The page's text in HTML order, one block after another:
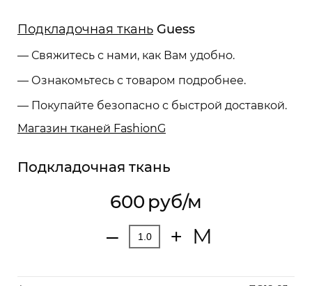
Подкладочная ткань Guess
— Свяжитесь с нами, как Вам удобно.
— Ознакомьтесь с товаром подробнее.
— Покупайте безопасно с быстрой доставкой.
Магазин тканей FashionG
Подкладочная ткань
600 руб/м
‒ + М